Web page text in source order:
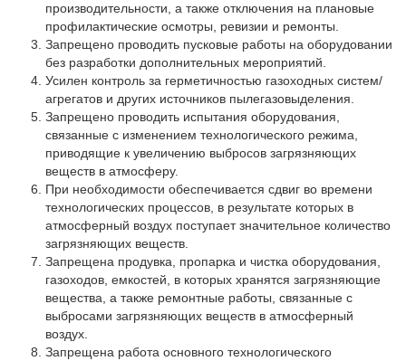
Вакансии
Сертификаты
Партнеры
Личный кабинет
Корзина
Избранное
производительности, а также отключения на плановые
профилактические осмотры, ревизии и ремонты.
Запрещено проводить пусковые работы на оборудовании
без разработки дополнительных мероприятий.
Усилен контроль за герметичностью газоходных систем/
агрегатов и других источников пылегазовыделения.
Запрещено проводить испытания оборудования,
связанные с изменением технологического режима,
приводящие к увеличению выбросов загрязняющих
веществ в атмосферу.
При необходимости обеспечивается сдвиг во времени
технологических процессов, в результате которых в
атмосферный воздух поступает значительное количество
загрязняющих веществ.
Запрещена продувка, пропарка и чистка оборудования,
газоходов, емкостей, в которых хранятся загрязняющие
вещества, а также ремонтные работы, связанные с
выбросами загрязняющих веществ в атмосферный
воздух.
Запрещена работа основного технологического